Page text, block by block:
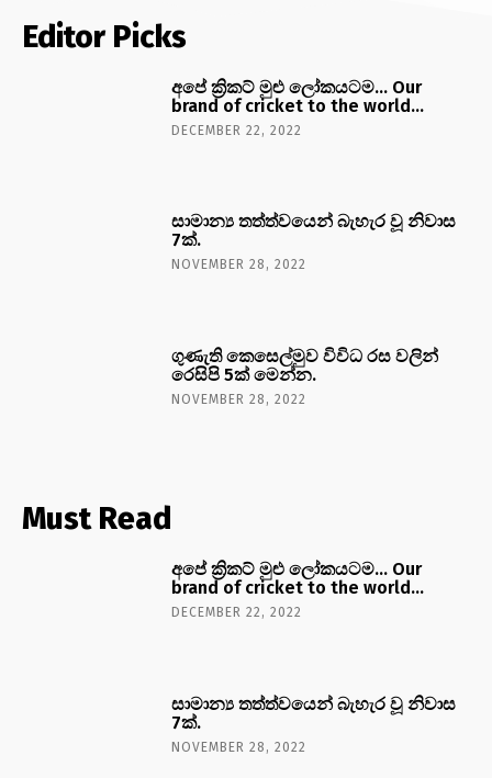
Editor Picks
අපේ ක්‍රිකට් මුළු ලෝකයටම… Our
brand of cricket to the world…
DECEMBER 22, 2022
සාමාන්‍ය තත්ත්වයෙන් බැහැර වූ නිවාස
7ක්.
NOVEMBER 28, 2022
ගුණැති කෙසෙල්මුව විවිධ රස වලින්
රෙසිපි 5ක් මෙන්න.
NOVEMBER 28, 2022
Must Read
අපේ ක්‍රිකට් මුළු ලෝකයටම… Our
brand of cricket to the world…
DECEMBER 22, 2022
සාමාන්‍ය තත්ත්වයෙන් බැහැර වූ නිවාස
7ක්.
NOVEMBER 28, 2022